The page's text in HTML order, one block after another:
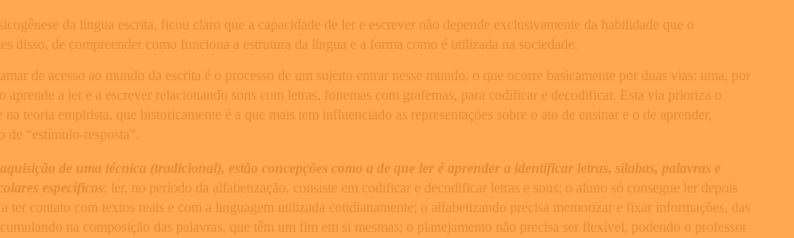
da língua escrita, ficou claro que a capacidade de ler e escrever não depende exclusivamente da habilidade que o
disso, de compreender como funciona a estrutura da língua e a forma como é utilizada na sociedade.
de acesso ao mundo da escrita é o processo de um sujeito entrar nesse mundo, o que ocorre basicamente por duas vias: uma, por
a ler e a escrever relacionando sons com letras, fonemas com grafemas, para codificar e decodificar. Esta via prioriza o
teoria empirista, que historicamente é a que mais tem influenciado as representações sobre o ato de ensinar e o de aprender,
“estímulo-resposta”.
de uma técnica (tradicional), estão concepções como a de que ler é aprender a identificar letras, sílabas, palavras e
específicos; ler, no período da alfabetização, consiste em codificar e decodificar letras e sons; o aluno só consegue ler depois
ter contato com textos reais e com a linguagem utilizada cotidianamente; o alfabetizando precisa memorizar e fixar informações, das
na composição das palavras, que têm um fim em si mesmas; o planejamento não precisa ser flexível, podendo o professor